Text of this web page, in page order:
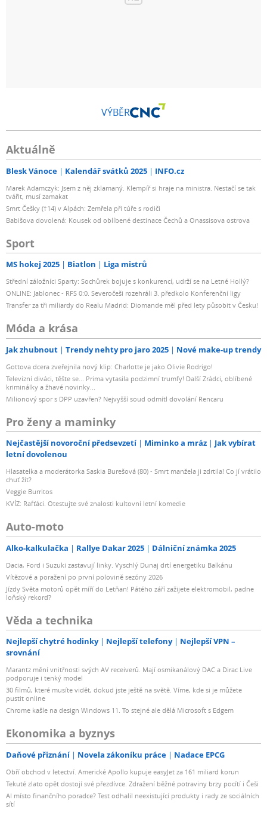
VÝBĚR
Aktuálně
Blesk Vánoce Kalendář svátků 2025 INFO.cz
Marek Adamczyk: Jsem z něj zklamaný. Klempíř si hraje na ministra. Nestačí se tak
tvářit, musí zamakat
Smrt Češky (†14) v Alpách: Zemřela při túře s rodiči
Babišova dovolená: Kousek od oblíbené destinace Čechů a Onassisova ostrova
Sport
MS hokej 2025 Biatlon Liga mistrů
Střední záložníci Sparty: Sochůrek bojuje s konkurencí, udrží se na Letné Hollý?
ONLINE: Jablonec - RFS 0:0. Severočeši rozehráli 3. předkolo Konferenční ligy
Transfer za tři miliardy do Realu Madrid: Diomande měl před lety působit v Česku!
Móda a krása
Jak zhubnout Trendy nehty pro jaro 2025 Nové make-up trendy
Gottova dcera zveřejnila nový klip: Charlotte je jako Olivie Rodrigo!
Televizní diváci, těšte se... Prima vytasila podzimní trumfy! Další Zrádci, oblíbené
kriminálky a žhavé novinky...
Milionový spor s DPP uzavřen? Nejvyšší soud odmítl dovolání Rencaru
Pro ženy a maminky
Nejčastější novoroční předsevzetí Miminko a mráz
Jak vybírat
letní dovolenou
Hlasatelka a moderátorka Saskia Burešová (80) - Smrt manžela ji zdrtila! Co jí vrátilo
chuť žít?
Veggie Burritos
KVÍZ: Rafťáci. Otestujte své znalosti kultovní letní komedie
Auto-moto
Alko-kalkulačka Rallye Dakar 2025 Dálniční známka 2025
Dacia, Ford i Suzuki zastavují linky. Vyschlý Dunaj drtí energetiku Balkánu
Vítězové a poražení po první polovině sezóny 2026
Jízdy Světa motorů opět míří do Letňan! Pátého září zažijete elektromobil, padne
loňský rekord?
Věda a technika
Nejlepší chytré hodinky Nejlepší telefony
Nejlepší VPN –
srovnání
Marantz mění vnitřnosti svých AV receiverů. Mají osmikanálový DAC a Dirac Live
podporuje i tenký model
30 filmů, které musíte vidět, dokud jste ještě na světě. Víme, kde si je můžete
pustit online
Chrome kašle na design Windows 11. To stejné ale dělá Microsoft s Edgem
Ekonomika a byznys
Daňové přiznání Novela zákoníku práce Nadace EPCG
Obří obchod v letectví. Americké Apollo kupuje easyJet za 161 miliard korun
Tekuté zlato opět dostojí své přezdívce. Zdražení běžné potraviny brzy pocítí i Češi
AI místo finančního poradce? Test odhalil neexistující produkty i rady ze sociálních
sítí